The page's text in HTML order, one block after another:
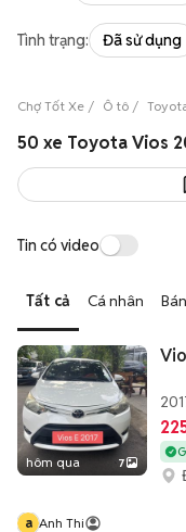
Tình trạng: Đã sử dụng
Chợ Tốt Xe Ô tô
50 xe Toyota Vios
Tin có video
Tất cả Cá nhân
hôm qua 7
a Anh Thi